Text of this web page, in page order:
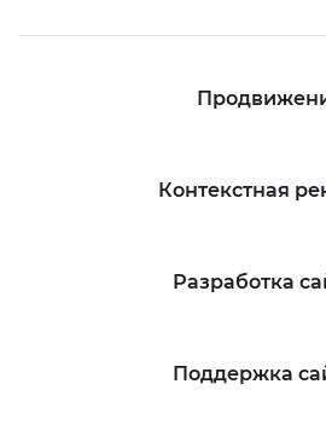
Контекстная
Разработка
Поддержка